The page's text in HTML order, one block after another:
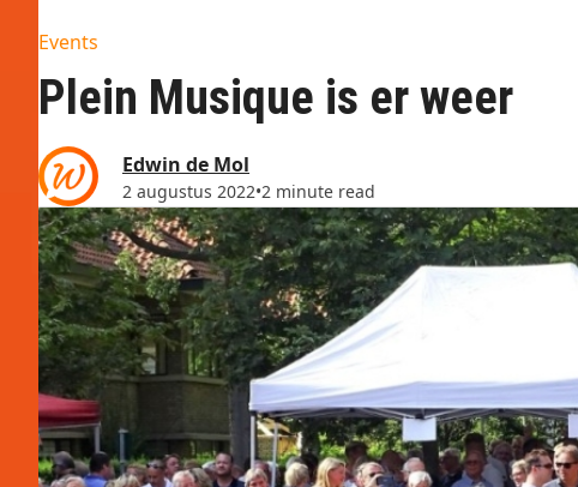
Events
Plein Musique is er weer
Edwin de Mol
2 augustus 2022•2 minute read